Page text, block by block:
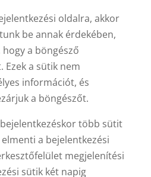
oldalra, akkor
be annak érdekében,
a böngésző
Ezek a sütik nem
információt, és
a böngészőt.
több sütit
a bejelentkezési
megjelenítési
sütik két napig